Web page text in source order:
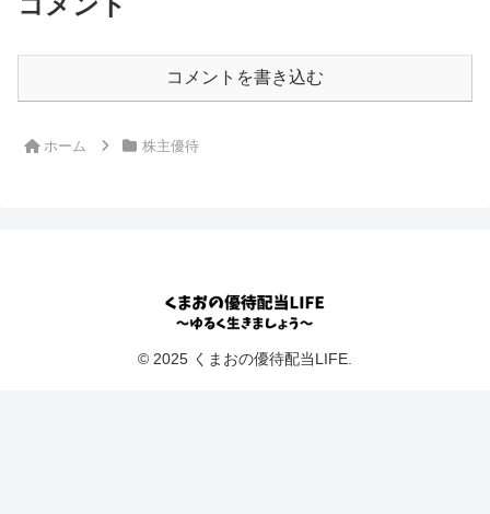
コメントを書き込む
ホーム 株主優待
© 2025 くまおの優待配当LIFE.